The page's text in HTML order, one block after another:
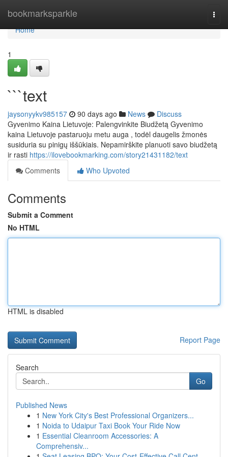
bookmarksparkle
Home
Home
1
```text
jaysonyykv985157 90 days ago News
Discuss
Gyvenimo Kaina Lietuvoje: Palengvinkite Biudžetą Gyvenimo
kaina Lietuvoje pastaruoju metu auga , todėl daugelis žmonės
susiduria su pinigų iššūkiais. Nepamirškite planuoti savo biudžetą
ir rasti https://ilovebookmarking.com/story21431182/text
Comments
Who Upvoted
Comments
Submit a Comment
No HTML
HTML is disabled
Report Page
Search
Go
Published News
1 New York City's Best Professional Organizers...
1 Noida to Udaipur Taxi Book Your Ride Now
1 Essential Cleanroom Accessories: A
Comprehensiv...